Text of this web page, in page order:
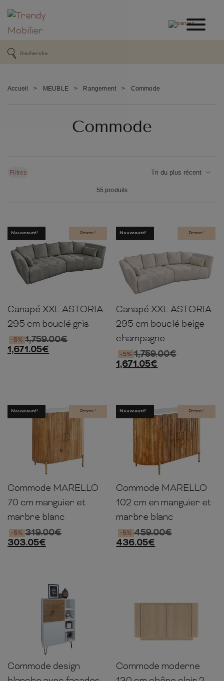
Accueil > MEUBLE > Rangement > Commode
Commode
Filtres
55 produits
Nouveauté! Promo !
86cm 295cm 145cm
Canapé XXL ASTORIA
295 cm bouclé gris
1,759.00€
-5%
1,671.05€
Nouveauté! Promo !
86cm 295cm 145cm
Canapé XXL ASTORIA
295 cm bouclé beige
champagne
1,759.00€
-5%
1,671.05€
Nouveauté! Promo !
76cm 70cm 40cm
Commode MARELLO
70 cm manguier et
marbre blanc
319.00€
-5%
303.05€
Nouveauté! Promo !
76cm 102cm 43cm
Commode MARELLO
102 cm en manguier et
marbre blanc
459.00€
-5%
436.05€
124cm 79cm
Commode design
75cm 130cm 43cm
Commode moderne